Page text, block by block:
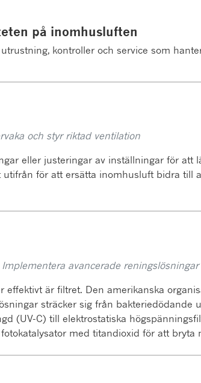
på inomhusluften
kontroller och service som
och styr riktad ventilation
eller justeringar av inställningar för att
för att ersätta inomhusluft bidra till
avancerade reningslösningar
effektivt är filtret. Den amerikanska
sträcker sig från bakteriedödande
(UV-C) till elektrostatiska
med titandioxid för att bryta